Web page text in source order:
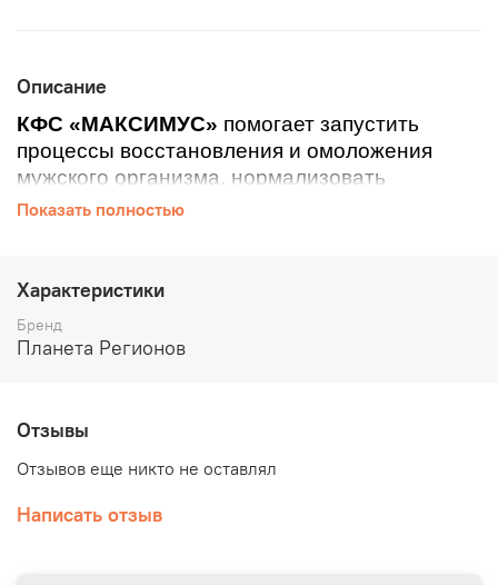
Описание
КФС «МАКСИМУС» помогает запустить
процессы восстановления и омоложения
мужского организма, нормализовать
физиологические функции мочеполовой
КФС «МÁКСИМУС» способствует
восстановлению и нормализации
кровоснабжения органов малого таза,
противовоспалительного и
антибактериального эффекта при
Показать полностью
Характеристики
Бренд
Планета Регионов
Отзывы
Отзывов еще никто не оставлял
Написать отзыв